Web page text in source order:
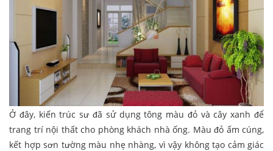
Ở đây, kiến trúc sư đã sử dụng tông màu đỏ và cây xanh để
trang trí nội thất cho phòng khách nhà ống. Màu đỏ ấm cúng,
kết hợp sơn tường màu nhẹ nhàng, vì vậy không tạo cảm giác